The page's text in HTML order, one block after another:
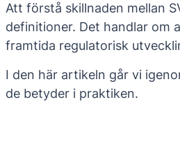
Att förstå skillnaden mellan
definitioner. Det handlar om
framtida regulatorisk
I den här artikeln går vi
de betyder i praktiken.